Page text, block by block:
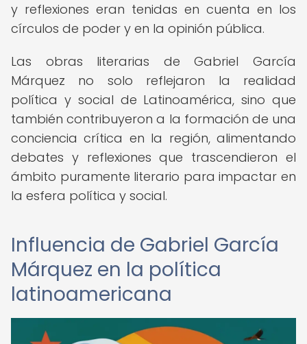
y reflexiones eran tenidas en cuenta en los
círculos de poder y en la opinión pública.
Las obras literarias de Gabriel García
Márquez no solo reflejaron la realidad
política y social de Latinoamérica, sino que
también contribuyeron a la formación de una
conciencia crítica en la región, alimentando
debates y reflexiones que trascendieron el
ámbito puramente literario para impactar en
la esfera política y social.
Influencia de Gabriel García
Márquez en la política
latinoamericana